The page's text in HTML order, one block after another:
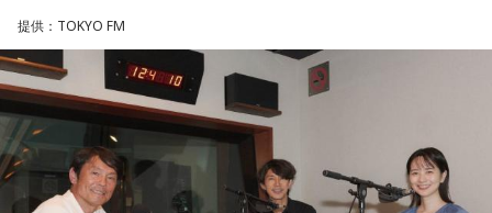
【11位】水瓶座（みずがめ座）
日頃の疲れを癒しましょう。今日はマッサージを受けたり、
心と身体のメンテナンスを意識しましょう。たくさん睡眠を
取ってリフレッシュするのも良さそうです。
【12位】射手座（いて座）
心のモヤモヤが目立つような日です。今日は頑張らず、1人の
て言葉にすることで、人生をじっくりと見つめ直す時間とな
りました。
続く「人生の最後に流したい私のエンディング曲」のコーナ
ーでは、来場者が選んだ“人生の最後に流したい一曲”にまつわ
る思い出を紹介。音楽を通してこれまでの人生を振り返りな
がら、これからの“自分らしい生き方”を考える時間を共有しま
提供：TOKYO FM